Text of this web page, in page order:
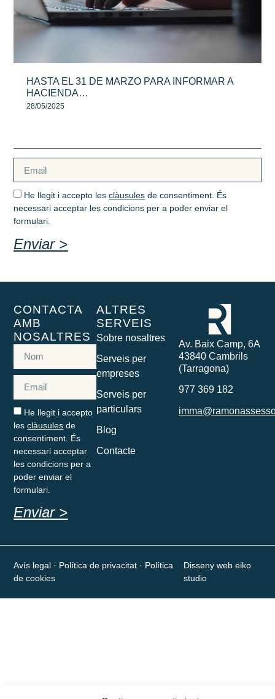
HASTA EL 31 DE MARZO PARA INFORMAR A
HACIENDA…
28/05/2025
He llegit i accepto lesclàusules de consentiment. És
necessari acceptar les condicions per a poder enviar el
formulari.
Enviar >
Av. Baix Camp, 6A
43840 Cambrils
(Tarragona)
977 369 182
ALTRES
SERVEIS
Sobre nosaltres
Serveis per
empreses
Serveis per
particulars
Blog
Contacte
CONTACTA
AMB
NOSALTRES
He llegit i accepto
lesclàusules de
consentiment. És
necessari acceptar
les condicions per a
poder enviar el
formulari.
Enviar >
Avís legal · Política de privacitat · Política
de cookies
Disseny web eiko
studio